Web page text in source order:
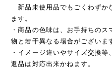
新品未使用品でもごくわずか
ます。
・商品の色味は、お手持ちの
物と若干異なる場合がございま
・イメージ違いやサイズ交換等
返品は対応出来かねます。